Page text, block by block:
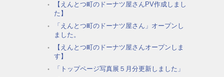
【えんとつ町のドーナツ屋さんPV作成しまし
た】
「えんとつ町のドーナツ屋さん」オープンし
ました。
【えんとつ町のドーナツ屋さんオープンしま
す】
「トップページ写真展５月分更新しました」